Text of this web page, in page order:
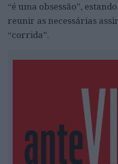
“é uma obsessão”,
reunir as necessárias
“corrida”.